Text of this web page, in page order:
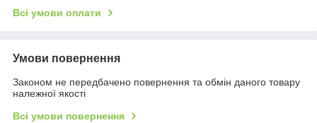
Всі умови оплати
Умови повернення
Законом не передбачено повернення та обмін даного товару
належної якості
Всі умови повернення